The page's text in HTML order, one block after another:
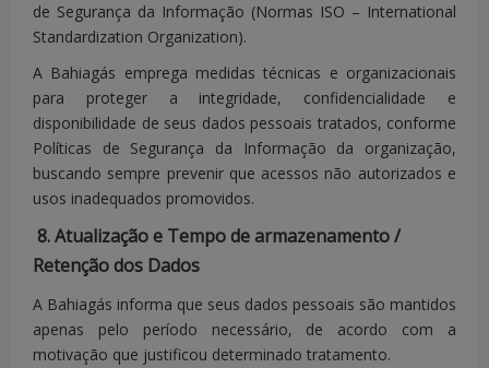
- CANCELAMENTO
DE CONTRATO
- NÚMERO DO
CONTRATO
- ENDEREÇO ​​– A
SER PREENCHIDO
EM UM
FORMULÁRIO
- DOCUMENTO
IDENTIFICAÇÃO
contato são
solicitados
para fins de
identificação
devido
de Segurança da Informação (Normas ISO – International
Standardization Organization).
A Bahiagás emprega medidas técnicas e organizacionais
para proteger a integridade, confidencialidade e
disponibilidade de seus dados pessoais tratados, conforme
Políticas de Segurança da Informação da organização,
buscando sempre prevenir que acessos não autorizados e
usos inadequados promovidos.
8. Atualização e Tempo de armazenamento /
Retenção dos Dados
A Bahiagás informa que seus dados pessoais são mantidos
apenas pelo período necessário, de acordo com a
motivação que justificou determinado tratamento.